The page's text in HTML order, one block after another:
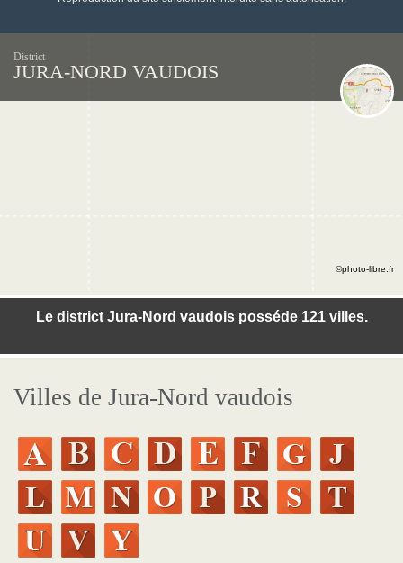
District
JURA-NORD VAUDOIS
Le district Jura-Nord vaudois posséde 121 villes.
©photo-libre.fr
Villes de Jura-Nord vaudois